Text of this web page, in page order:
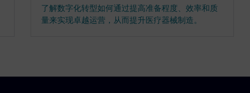
了解数字化转型如何通过提高准备程度、效率和质
量来实现卓越运营，从而提升医疗器械制造。